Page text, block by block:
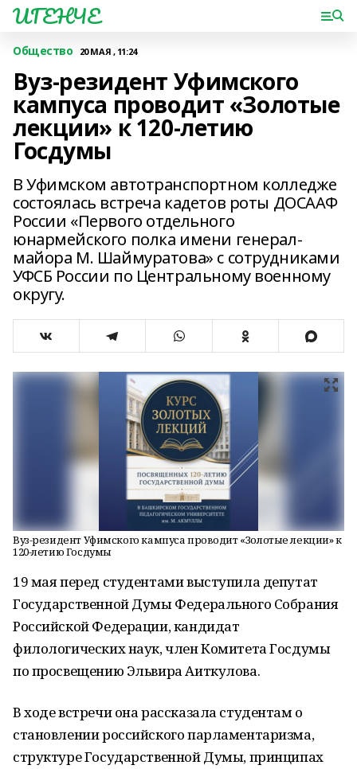
ИГЕНЧЕ
Общество 20 МАЯ , 11:24
Вуз-резидент Уфимского
кампуса проводит «Золотые
лекции» к 120-летию
Госдумы
В Уфимском автотранспортном колледже
состоялась встреча кадетов роты ДОСААФ
России «Первого отдельного
юнармейского полка имени генерал-
майора М. Шаймуратова» с сотрудниками
УФСБ России по Центральному военному
округу.
Вуз-резидент Уфимского кампуса проводит «Золотые лекции» к
120-летию Госдумы
19 мая перед студентами выступила депутат
Государственной Думы Федерального Собрания
Российской Федерации, кандидат
филологических наук, член Комитета Госдумы
по просвещению Эльвира Аиткулова.
В ходе встречи она рассказала студентам о
становлении российского парламентаризма,
структуре Государственной Думы, принципах